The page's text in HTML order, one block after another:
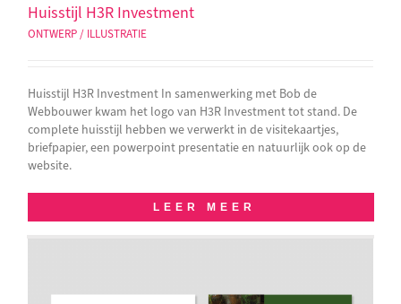
Huisstijl H3R Investment
ONTWERP / ILLUSTRATIE
Huisstijl H3R Investment In samenwerking met Bob de
Webbouwer kwam het logo van H3R Investment tot stand. De
complete huisstijl hebben we verwerkt in de visitekaartjes,
briefpapier, een powerpoint presentatie en natuurlijk ook op de
website.
LEER MEER